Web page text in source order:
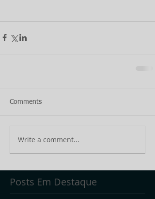
Comments
Write a comment...
Posts Em Destaque